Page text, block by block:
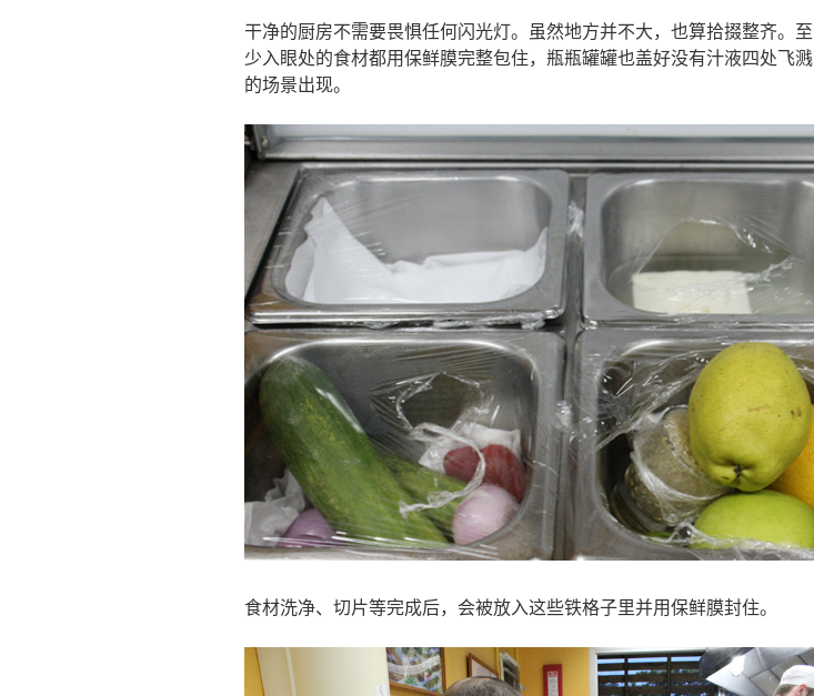
干净的厨房不需要畏惧任何闪光灯。虽然地方并不大，也算拾掇整齐。至
少入眼处的食材都用保鲜膜完整包住，瓶瓶罐罐也盖好没有汁液四处飞溅
的场景出现。
食材洗净、切片等完成后，会被放入这些铁格子里并用保鲜膜封住。